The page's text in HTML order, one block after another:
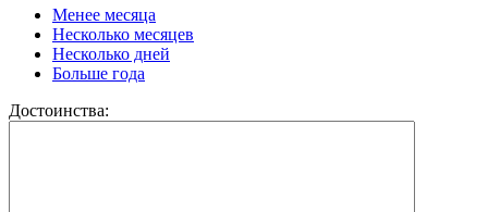
Менее месяца
Несколько месяцев
Несколько дней
Больше года
Достоинства: